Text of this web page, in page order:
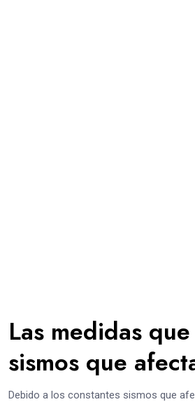
Las medidas
sismos que
Debido a los constantes sismos que